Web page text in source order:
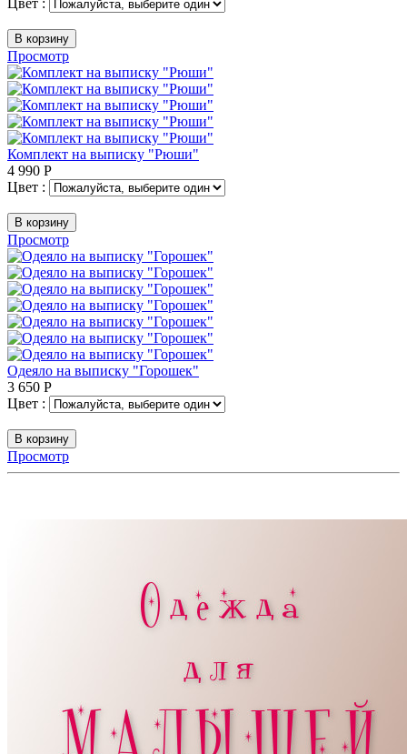
Цвет :
В корзину
Просмотр
Комплект на выписку "Рюши"
4 990 Р
Цвет :
В корзину
Просмотр
Одеяло на выписку "Горошек"
3 650 Р
Цвет :
В корзину
Просмотр